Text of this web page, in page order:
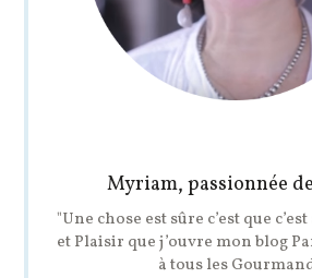
Myriam, passionnée
"Une chose est sûre c’est que
et Plaisir que j’ouvre mon blog
à tous les